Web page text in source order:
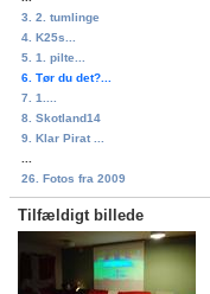
3. 2. tumlinge
4. K25s...
5. 1. pilte...
6. Tør du det?...
7. 1....
8. Skotland14
9. Klar Pirat ...
26. Fotos fra 2009
Tilfældigt billede